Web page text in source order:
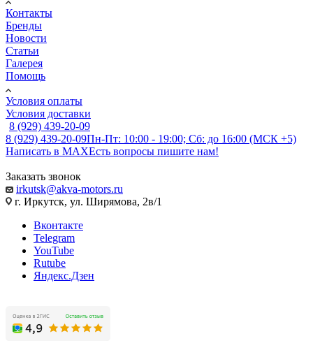
Контакты
Бренды
Новости
Статьи
Галерея
Помощь
Условия оплаты
Условия доставки
8 (929) 439-20-09
8 (929) 439-20-09Пн-Пт: 10:00 - 19:00; Сб: до 16:00 (МСК +5)
Написать в MAXЕсть вопросы пишите нам!
Заказать звонок
irkutsk@akva-motors.ru
г. Иркутск, ул. Ширямова, 2в/1
Вконтакте
Telegram
YouTube
Rutube
Яндекс.Дзен